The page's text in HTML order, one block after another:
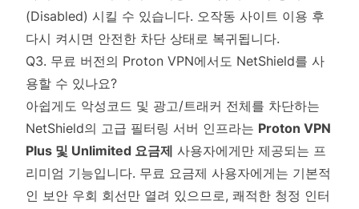
(Disabled) 시킬 수 있습니다. 오작동 사이트 이용 후
다시 켜시면 안전한 차단 상태로 복귀됩니다.
Q3. 무료 버전의 Proton VPN에서도 NetShield를 사
용할 수 있나요?
아쉽게도 악성코드 및 광고/트래커 전체를 차단하는
NetShield의 고급 필터링 서버 인프라는 Proton VPN
Plus 및 Unlimited 요금제 사용자에게만 제공되는 프
리미엄 기능입니다. 무료 요금제 사용자에게는 기본적
인 보안 우회 회선만 열려 있으므로, 쾌적한 청정 인터